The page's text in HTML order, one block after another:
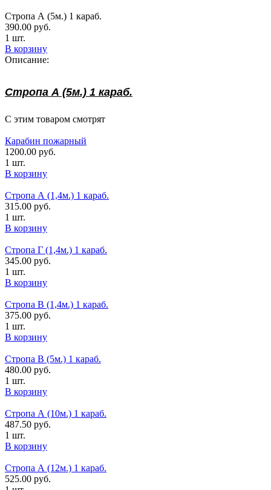
Стропа А (5м.) 1 караб.
390.00 руб.
1 шт.
В корзину
Описание:
Стропа А (5м.) 1 караб.
С этим товаром смотрят
Карабин пожарный
1200.00 руб.
1 шт.
В корзину
Стропа А (1,4м.) 1 караб.
315.00 руб.
1 шт.
В корзину
Стропа Г (1,4м.) 1 караб.
345.00 руб.
1 шт.
В корзину
Стропа В (1,4м.) 1 караб.
375.00 руб.
1 шт.
В корзину
Стропа В (5м.) 1 караб.
480.00 руб.
1 шт.
В корзину
Стропа А (10м.) 1 караб.
487.50 руб.
1 шт.
В корзину
Стропа А (12м.) 1 караб.
525.00 руб.